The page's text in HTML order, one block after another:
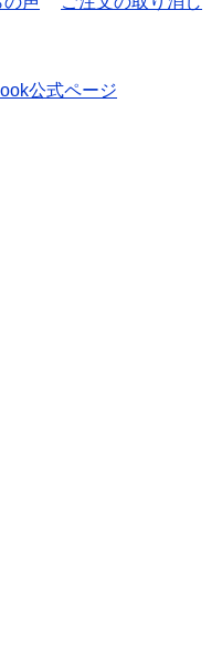
公式ページ